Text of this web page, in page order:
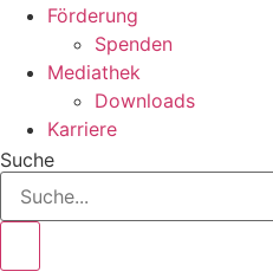
Förderung
Spenden
Mediathek
Downloads
Karriere
Suche